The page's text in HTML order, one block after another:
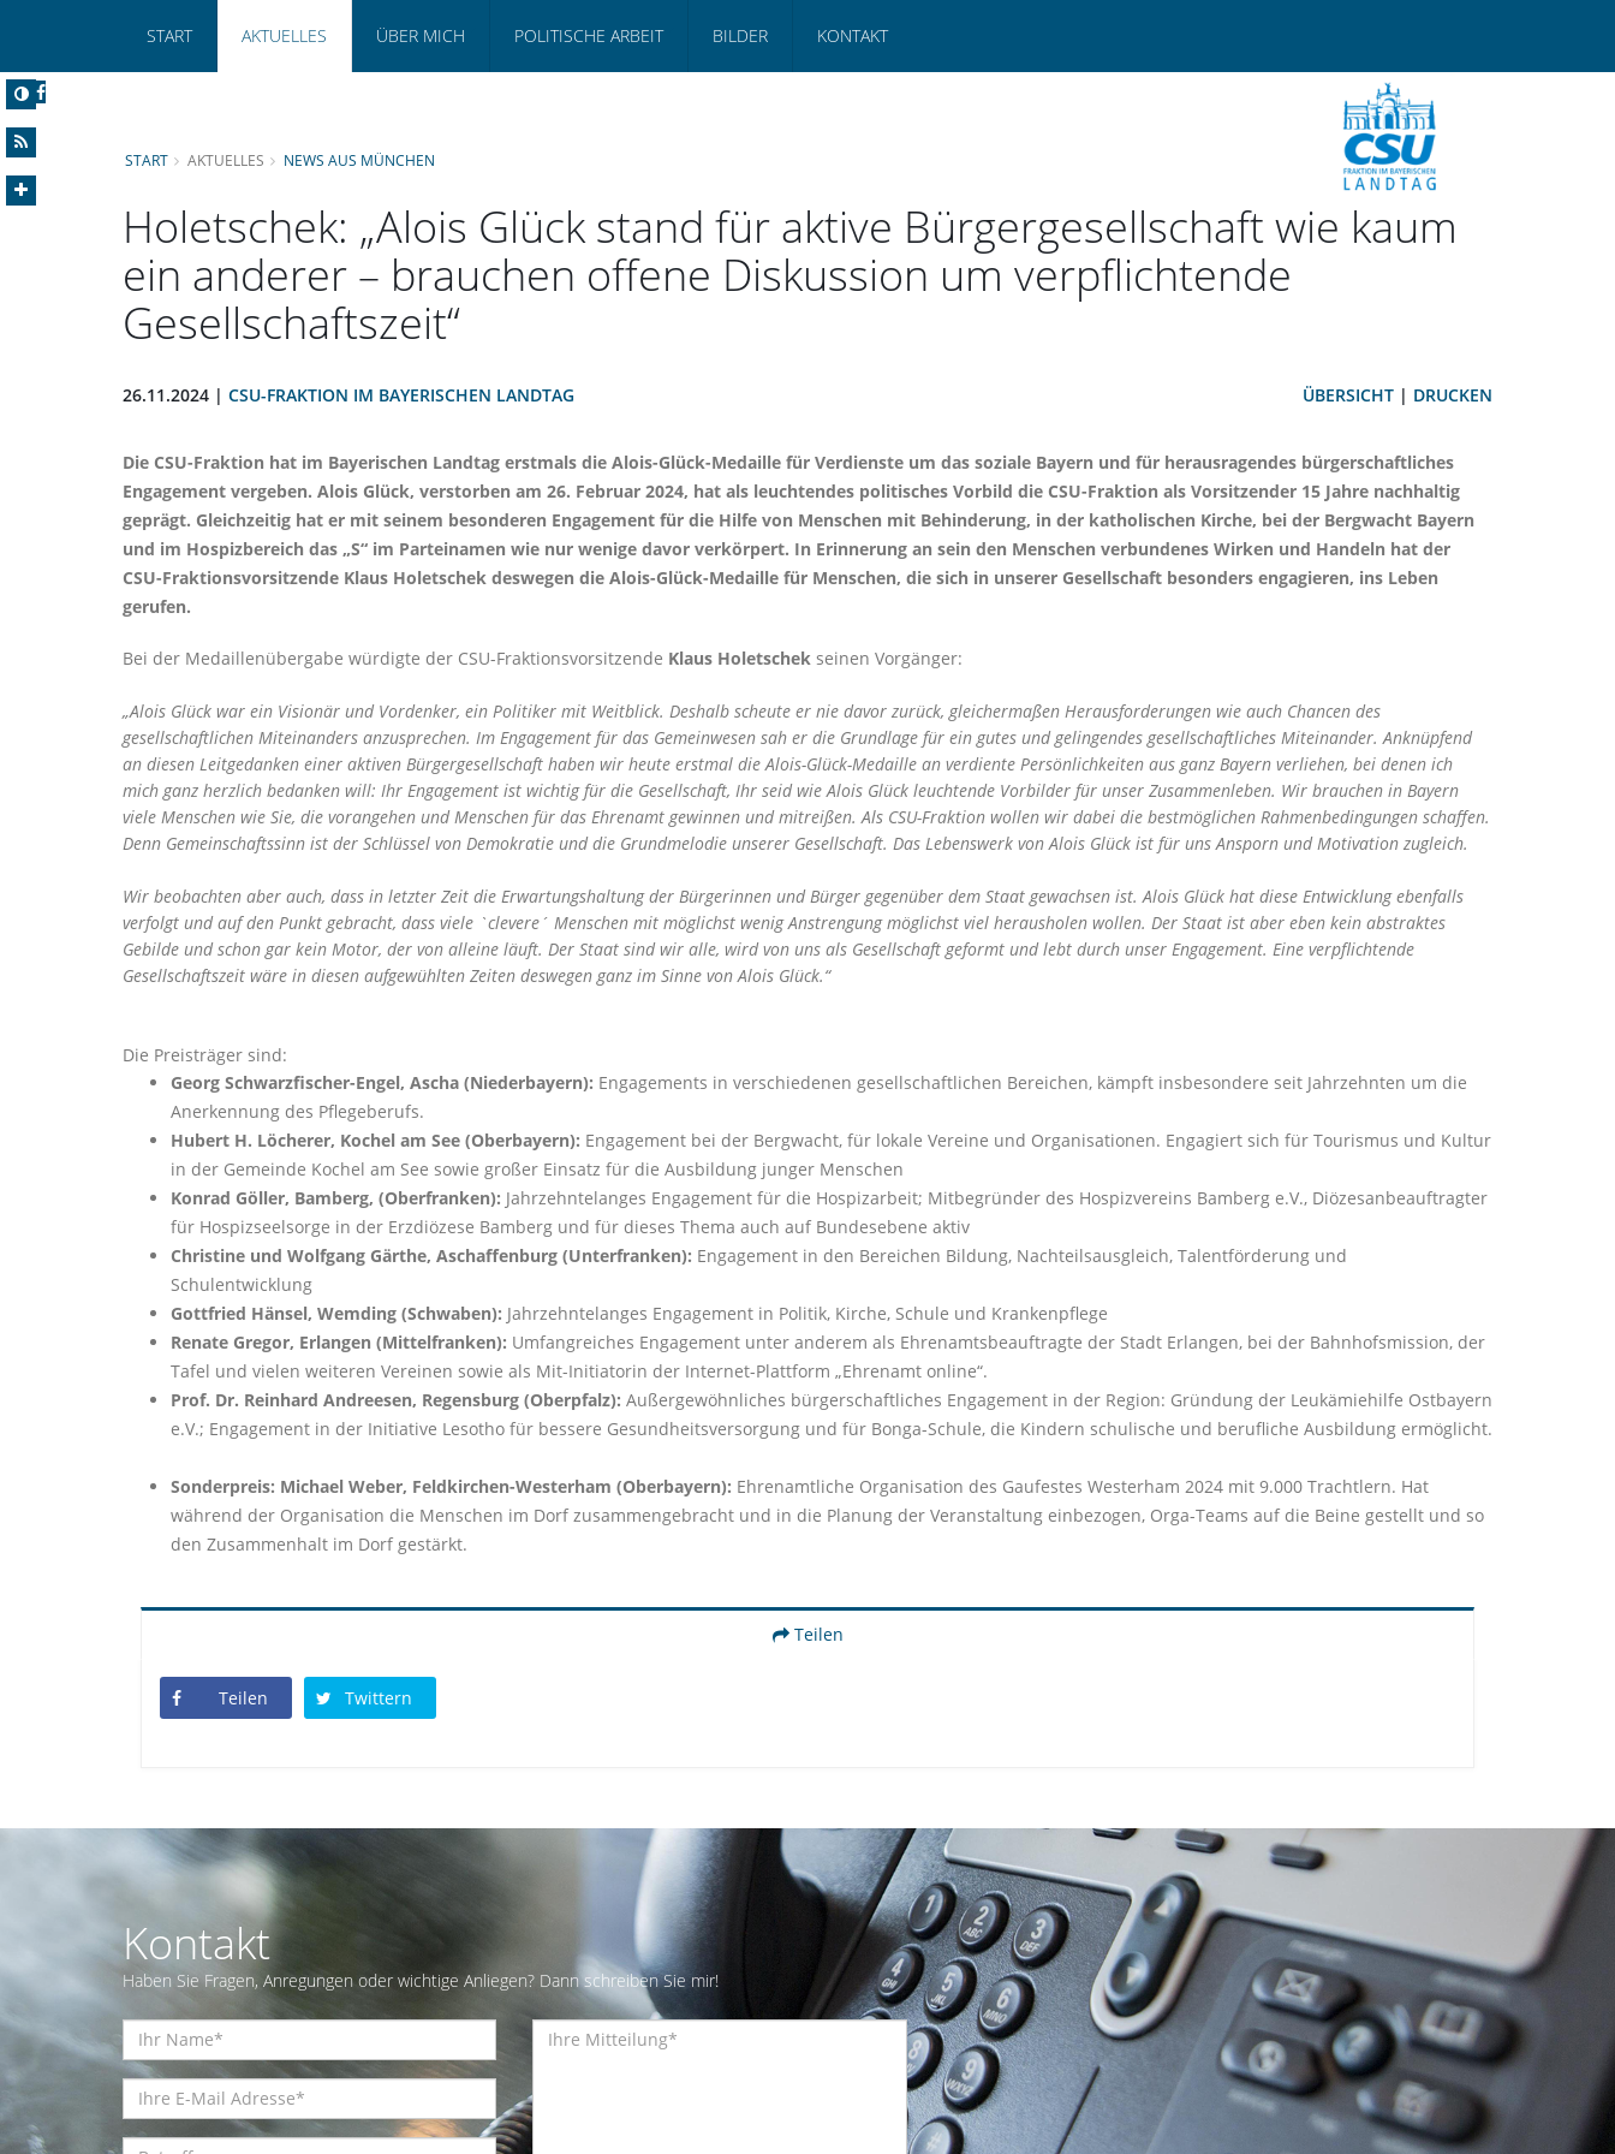
START AKTUELLES ÜBER MICH POLITISCHE ARBEIT BILDER KONTAKT
START AKTUELLES NEWS AUS MÜNCHEN
Holetschek: „Alois Glück stand für aktive Bürgergesellschaft wie kaum
ein anderer – brauchen offene Diskussion um verpflichtende
Gesellschaftszeit“
26.11.2024 | CSU-FRAKTION IM BAYERISCHEN LANDTAG ÜBERSICHT | DRUCKEN
Die CSU-Fraktion hat im Bayerischen Landtag erstmals die Alois-Glück-Medaille für Verdienste um das soziale Bayern und für herausragendes bürgerschaftliches
Engagement vergeben. Alois Glück, verstorben am 26. Februar 2024, hat als leuchtendes politisches Vorbild die CSU-Fraktion als Vorsitzender 15 Jahre nachhaltig
geprägt. Gleichzeitig hat er mit seinem besonderen Engagement für die Hilfe von Menschen mit Behinderung, in der katholischen Kirche, bei der Bergwacht Bayern
und im Hospizbereich das „S“ im Parteinamen wie nur wenige davor verkörpert. In Erinnerung an sein den Menschen verbundenes Wirken und Handeln hat der
CSU-Fraktionsvorsitzende Klaus Holetschek deswegen die Alois-Glück-Medaille für Menschen, die sich in unserer Gesellschaft besonders engagieren, ins Leben
gerufen.
Bei der Medaillenübergabe würdigte der CSU-Fraktionsvorsitzende Klaus Holetschek seinen Vorgänger:
Alois Glück war ein Visionär und Vordenker, ein Politiker mit Weitblick. Deshalb scheute er nie davor zurück, gleichermaßen Herausforderungen wie auch Chancen des
gesellschaftlichen Miteinanders anzusprechen. Im Engagement für das Gemeinwesen sah er die Grundlage für ein gutes und gelingendes gesellschaftliches Miteinander. Anknüpfend
an diesen Leitgedanken einer aktiven Bürgergesellschaft haben wir heute erstmal die Alois-Glück-Medaille an verdiente Persönlichkeiten aus ganz Bayern verliehen, bei denen ich
mich ganz herzlich bedanken will: Ihr Engagement ist wichtig für die Gesellschaft, Ihr seid wie Alois Glück leuchtende Vorbilder für unser Zusammenleben. Wir brauchen in Bayern
viele Menschen wie Sie, die vorangehen und Menschen für das Ehrenamt gewinnen und mitreißen. Als CSU-Fraktion wollen wir dabei die bestmöglichen Rahmenbedingungen schaffen.
Denn Gemeinschaftssinn ist der Schlüssel von Demokratie und die Grundmelodie unserer Gesellschaft. Das Lebenswerk von Alois Glück ist für uns Ansporn und Motivation zugleich.
Wir beobachten aber auch, dass in letzter Zeit die Erwartungshaltung der Bürgerinnen und Bürger gegenüber dem Staat gewachsen ist. Alois Glück hat diese Entwicklung ebenfalls
verfolgt und auf den Punkt gebracht, dass viele `clevere´ Menschen mit möglichst wenig Anstrengung möglichst viel herausholen wollen. Der Staat ist aber eben kein abstraktes
Gebilde und schon gar kein Motor, der von alleine läuft. Der Staat sind wir alle, wird von uns als Gesellschaft geformt und lebt durch unser Engagement. Eine verpflichtende
Gesellschaftszeit wäre in diesen aufgewühlten Zeiten deswegen ganz im Sinne von Alois Glück.“
Die Preisträger sind:
Georg Schwarzfischer-Engel, Ascha (Niederbayern): Engagements in verschiedenen gesellschaftlichen Bereichen, kämpft insbesondere seit Jahrzehnten um die
Anerkennung des Pflegeberufs.
Hubert H. Löcherer, Kochel am See (Oberbayern): Engagement bei der Bergwacht, für lokale Vereine und Organisationen. Engagiert sich für Tourismus und Kultur
in der Gemeinde Kochel am See sowie großer Einsatz für die Ausbildung junger Menschen
Konrad Göller, Bamberg, (Oberfranken): Jahrzehntelanges Engagement für die Hospizarbeit; Mitbegründer des Hospizvereins Bamberg e.V., Diözesanbeauftragter
für Hospizseelsorge in der Erzdiözese Bamberg und für dieses Thema auch auf Bundesebene aktiv
Christine und Wolfgang Gärthe, Aschaffenburg (Unterfranken): Engagement in den Bereichen Bildung, Nachteilsausgleich, Talentförderung und
Schulentwicklung
Gottfried Hänsel, Wemding (Schwaben): Jahrzehntelanges Engagement in Politik, Kirche, Schule und Krankenpflege
Renate Gregor, Erlangen (Mittelfranken): Umfangreiches Engagement unter anderem als Ehrenamtsbeauftragte der Stadt Erlangen, bei der Bahnhofsmission, der
Tafel und vielen weiteren Vereinen sowie als Mit-Initiatorin der Internet-Plattform „Ehrenamt online“.
Prof. Dr. Reinhard Andreesen, Regensburg (Oberpfalz): Außergewöhnliches bürgerschaftliches Engagement in der Region: Gründung der Leukämiehilfe Ostbayern
e.V.; Engagement in der Initiative Lesotho für bessere Gesundheitsversorgung und für Bonga-Schule, die Kindern schulische und berufliche Ausbildung ermöglicht.
Sonderpreis: Michael Weber, Feldkirchen-Westerham (Oberbayern): Ehrenamtliche Organisation des Gaufestes Westerham 2024 mit 9.000 Trachtlern. Hat
während der Organisation die Menschen im Dorf zusammengebracht und in die Planung der Veranstaltung einbezogen, Orga-Teams auf die Beine gestellt und so
den Zusammenhalt im Dorf gestärkt.
Teilen
Teilen Twittern
Kontakt
Haben Sie Fragen, Anregungen oder wichtige Anliegen? Dann schreiben Sie mir!